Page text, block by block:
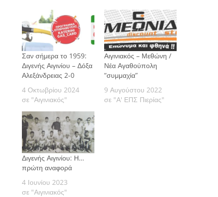
Σαν σήμερα το 1959:
Διγενής Αιγινίου – Δόξα
Αλεξάνδρειας 2-0
4 Οκτωβρίου 2024
σε "Αιγινιακός"
Αιγινιακός – Μεθώνη /
Νέα Αγαθούπολη
“συμμαχία”
9 Αυγούστου 2022
σε "Α' ΕΠΣ Πιερίας"
Διγενής Αιγινίου: Η…
πρώτη αναφορά
4 Ιουνίου 2023
σε "Αιγινιακός"